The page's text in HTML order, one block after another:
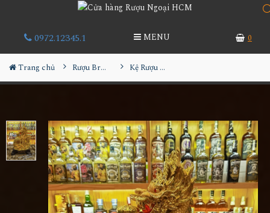
0972.12345.1 MENU 0
Trang chủ Rượu Brandy Kệ Rượu Janus Dor XO - Rồng MS1